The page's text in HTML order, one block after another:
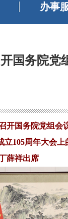
办事
国务院党
开国务院党组会
105周年大会
薛祥出席